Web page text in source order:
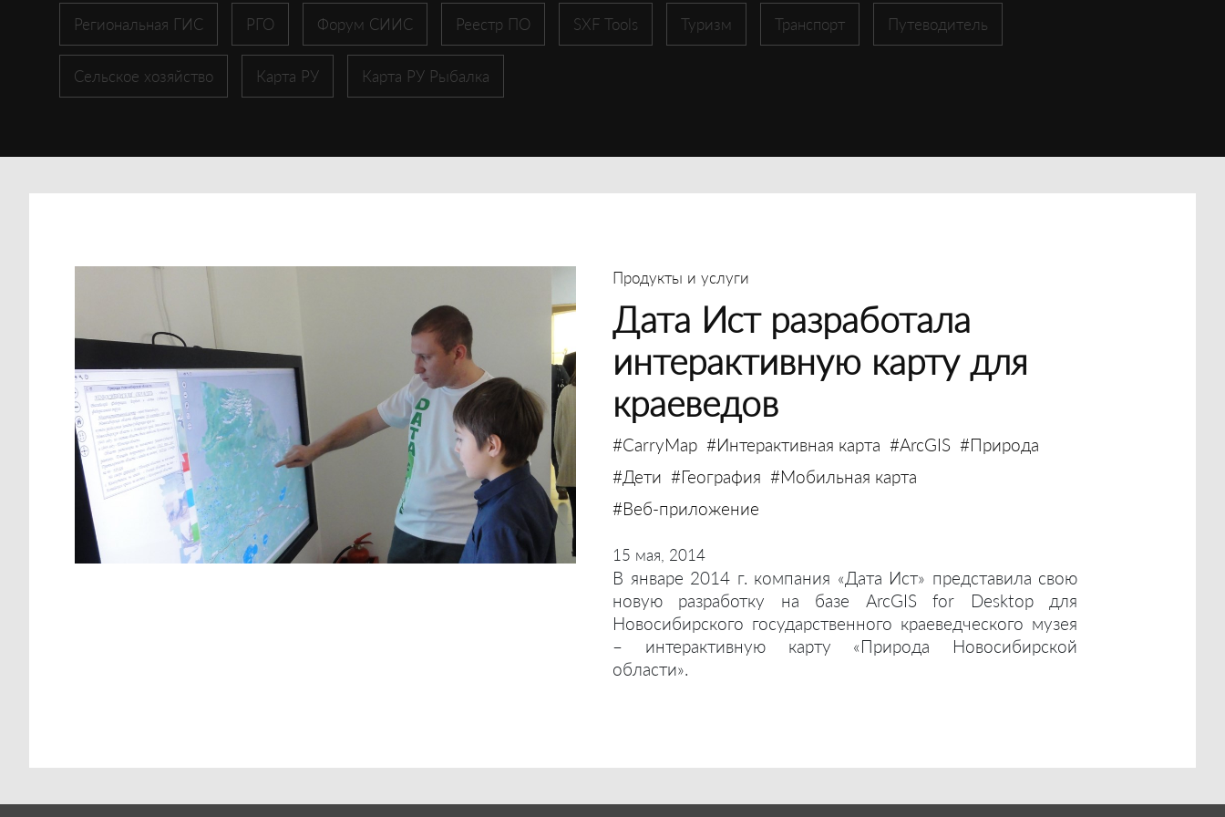
Региональная ГИС РГО Форум СИИС Реестр ПО SXF Tools Туризм Транспорт Путеводитель
Сельское хозяйство Карта РУ Карта РУ Рыбалка
Продукты и услуги
Дата Ист разработала
интерактивную карту для
краеведов
#CarryMap #Интерактивная карта #ArcGIS #Природа
#Дети #География #Мобильная карта
#Веб-приложение
15 мая, 2014
В январе 2014 г. компания «Дата Ист» представила свою
новую разработку на базе ArcGIS for Desktop для
Новосибирского государственного краеведческого музея
– интерактивную карту «Природа Новосибирской
области».